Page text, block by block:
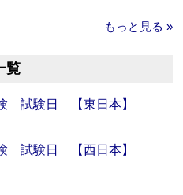
もっと見る »
覧
試験日 【東日本】
試験日 【西日本】